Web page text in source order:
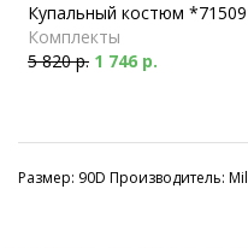
Купальный костюм
Комплекты
5 820 р. 1 746 р.
Размер: 90D Производитель: